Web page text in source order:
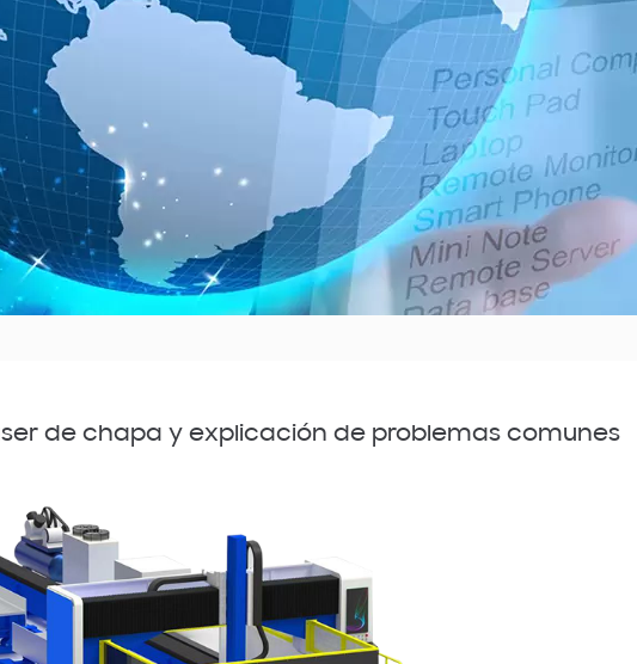
de chapa y explicación de problemas comunes